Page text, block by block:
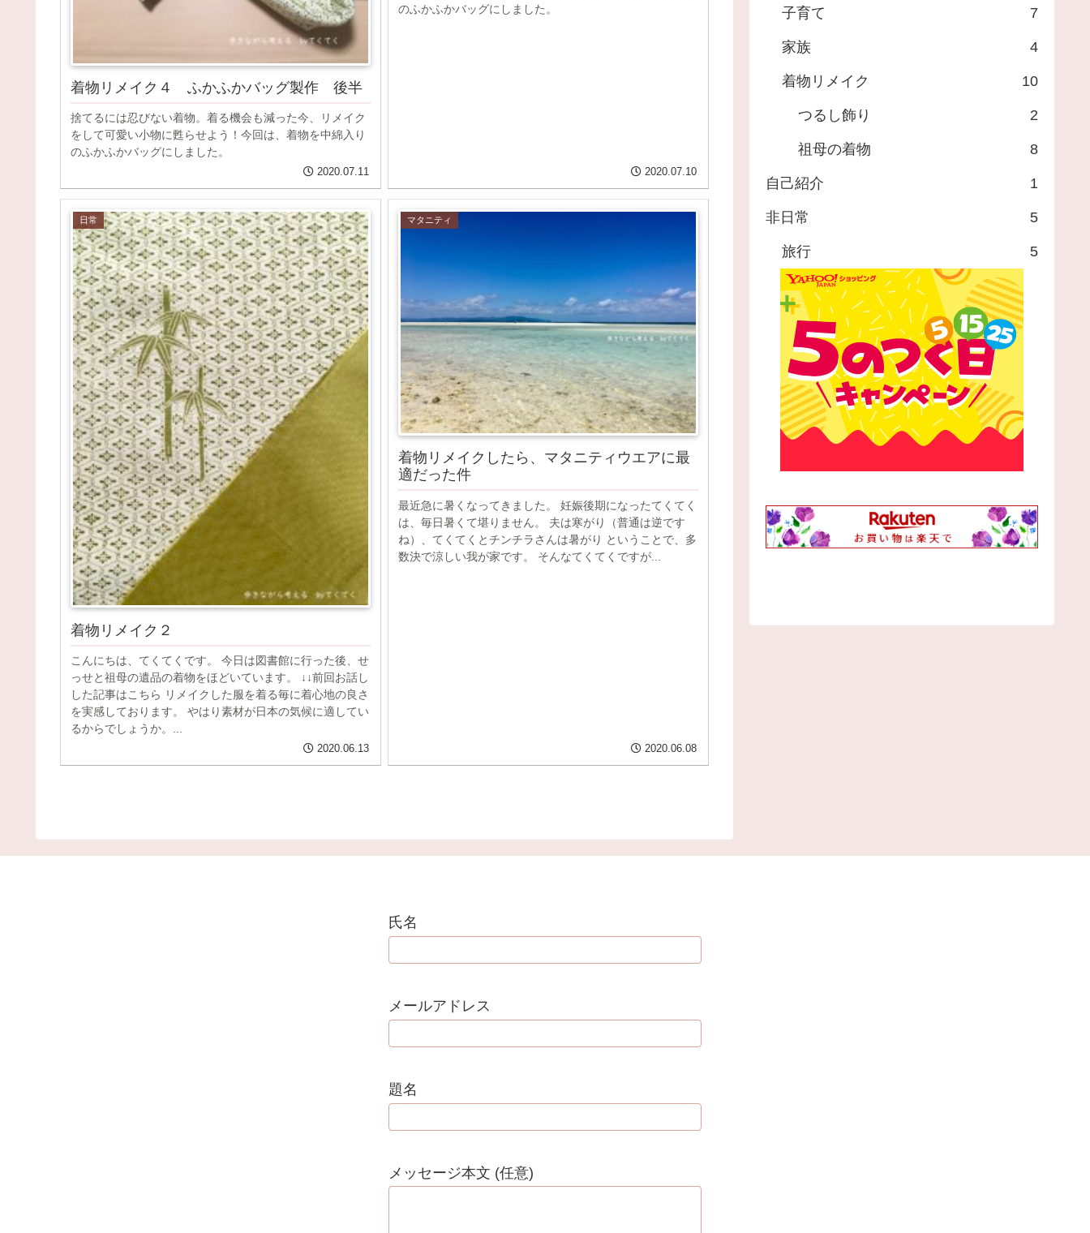
着物リメイク４ ふかふかバッグ製作 後半
捨てるには忍びない着物。着る機会も減った今、リメイク
をして可愛い小物に甦らせよう！今回は、着物を中綿入り
のふかふかバッグにしました。
2020.07.11
のふかふかバッグにしました。
2020.07.10
日常
着物リメイク２
こんにちは、てくてくです。 今日は図書館に行った後、せ
っせと祖母の遺品の着物をほどいています。 ↓↓前回お話し
した記事はこちら リメイクした服を着る毎に着心地の良さ
を実感しております。 やはり素材が日本の気候に適してい
るからでしょうか。...
2020.06.13
マタニティ
着物リメイクしたら、マタニティウエアに最
適だった件
最近急に暑くなってきました。 妊娠後期になったてくてく
は、毎日暑くて堪りません。 夫は寒がり（普通は逆です
ね）、てくてくとチンチラさんは暑がり ということで、多
数決で涼しい我が家です。 そんなてくてくですが...
2020.06.08
子育て 7
家族 4
着物リメイク 10
つるし飾り 2
祖母の着物 8
自己紹介 1
非日常 5
旅行 5
氏名
メールアドレス
題名
メッセージ本文 (任意)